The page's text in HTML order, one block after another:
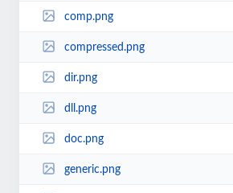
comp.png
compressed.png
dir.png
dll.png
doc.png
generic.png